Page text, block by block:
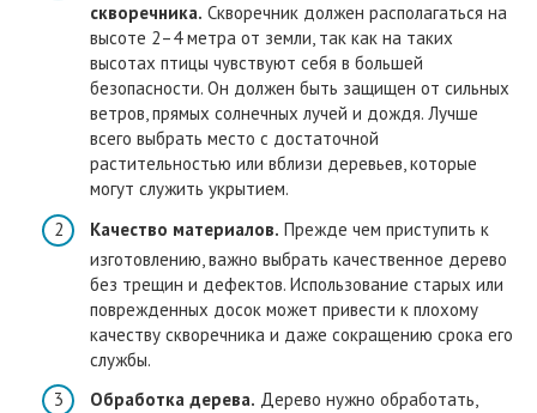
скворечника. Скворечник должен располагаться на
высоте 2–4 метра от земли, так как на таких
высотах птицы чувствуют себя в большей
безопасности. Он должен быть защищен от сильных
ветров, прямых солнечных лучей и дождя. Лучше
всего выбрать место с достаточной
растительностью или вблизи деревьев, которые
могут служить укрытием.
Качество материалов. Прежде чем приступить к
изготовлению, важно выбрать качественное дерево
без трещин и дефектов. Использование старых или
поврежденных досок может привести к плохому
качеству скворечника и даже сокращению срока его
службы.
Обработка дерева. Дерево нужно обработать,